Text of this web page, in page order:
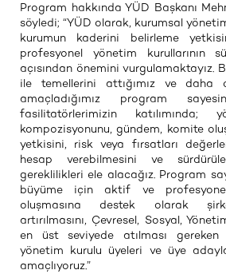
Program hakkında YÜD Başkanı
söyledi; “YÜD olarak, kurumsal
kurumun kaderini belirleme
profesyonel yönetim kurullarının
açısından önemini vurgulamaktayız.
ile temellerini attığımız ve daha
amaçladığımız program
fasilitatörlerimizin katılımında;
kompozisyonunu, gündem, komite
yetkisini, risk veya fırsatları
hesap verebilmesini ve
gereklilikleri ele alacağız. Program
büyüme için aktif ve
oluşmasına destek olarak
artırılmasını, Çevresel, Sosyal,
en üst seviyede atılması gereken
yönetim kurulu üyeleri ve üye
amaçlıyoruz.”